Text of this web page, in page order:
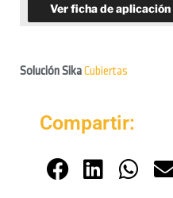
Ver ficha de aplicación
Solución Sika Cubiertas
Compartir: